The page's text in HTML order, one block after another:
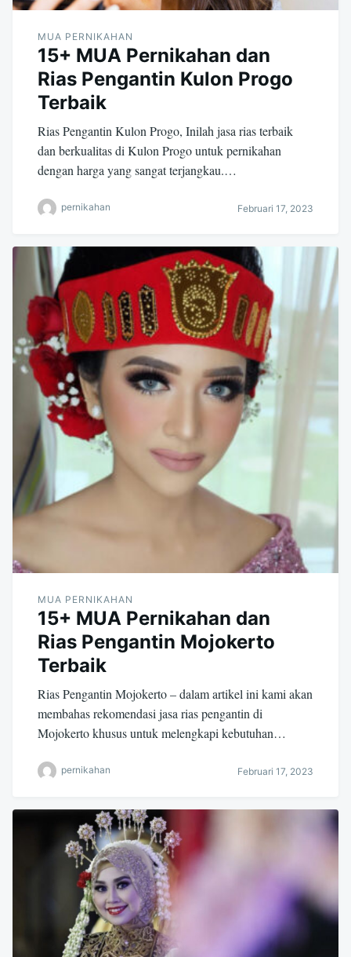
MUA PERNIKAHAN
15+ MUA Pernikahan dan
Rias Pengantin Kulon Progo
Terbaik
Rias Pengantin Kulon Progo, Inilah jasa rias terbaik
dan berkualitas di Kulon Progo untuk pernikahan
dengan harga yang sangat terjangkau.…
pernikahan Februari 17, 2023
MUA PERNIKAHAN
15+ MUA Pernikahan dan
Rias Pengantin Mojokerto
Terbaik
Rias Pengantin Mojokerto – dalam artikel ini kami akan
membahas rekomendasi jasa rias pengantin di
Mojokerto khusus untuk melengkapi kebutuhan…
pernikahan Februari 17, 2023